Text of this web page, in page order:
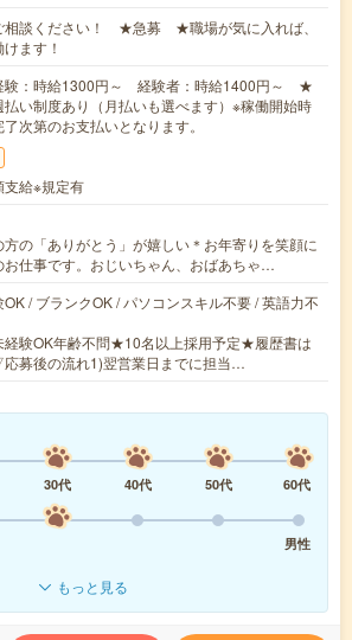
相談ください！ ★急募 ★職場が気に入れば、
ます！
験：時給1300円～ 経験者：時給1400円～ ★
払い制度あり（月払いも選べます）※稼働開始時
次第のお支払いとなります。
支給※規定有
方の「ありがとう」が嬉しい＊お年寄りを笑顔に
お仕事です。おじいちゃん、おばあちゃ…
/ ブランクOK / パソコンスキル不要 / 英語力不
経験OK年齢不問★10名以上採用予定★履歴書は
募後の流れ1)翌営業日までに担当…
30代 40代 50代
60代
男性
もっと見る